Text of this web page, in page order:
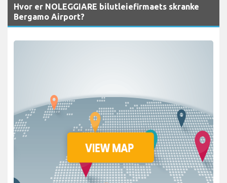
Hvor er NOLEGGIARE bilutleiefirmaets skranke
Bergamo Airport?